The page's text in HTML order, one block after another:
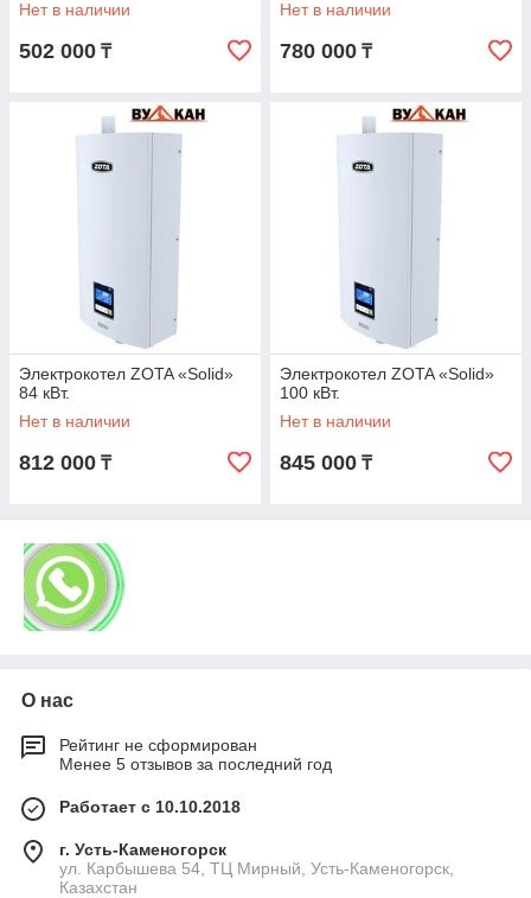
Нет в наличии
502 000 ₸
Нет в наличии
780 000 ₸
Электрокотел ZOTA «Solid»
84 кВт.
Нет в наличии
812 000 ₸
Электрокотел ZOTA «Solid»
100 кВт.
Нет в наличии
845 000 ₸
О нас
Рейтинг не сформирован
Менее 5 отзывов за последний год
Работает с 10.10.2018
г. Усть-Каменогорск
ул. Карбышева 54, ТЦ Мирный, Усть-Каменогорск,
Казахстан